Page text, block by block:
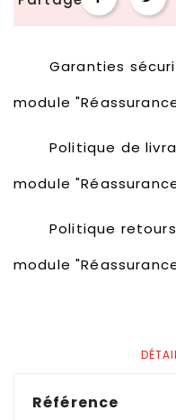
Garanties
module
Politique de
module
Politique
module
Référence